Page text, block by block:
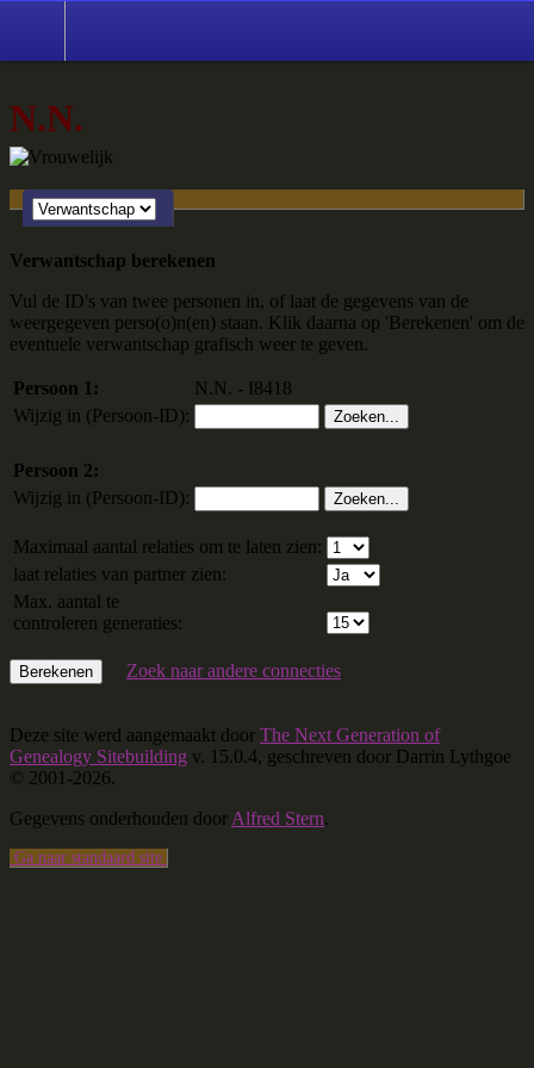
N.N.
Verwantschap berekenen
Vul de ID's van twee personen in, of laat de gegevens van de
weergegeven perso(o)n(en) staan. Klik daarna op 'Berekenen' om de
eventuele verwantschap grafisch weer te geven.
Persoon 1:
N.N. - I8418
Wijzig in (Persoon-ID):
Persoon 2:
Wijzig in (Persoon-ID):
Maximaal aantal relaties om te laten zien:
laat relaties van partner zien:
Max. aantal te
controleren generaties:
Zoek naar andere connecties
Deze site werd aangemaakt door The Next Generation of
Genealogy Sitebuilding v. 15.0.4, geschreven door Darrin Lythgoe
© 2001-2026.
Gegevens onderhouden doorAlfred Stern.
Ga naar standaard site